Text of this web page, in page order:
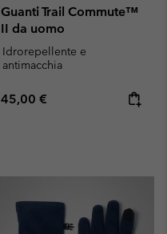
Guanti Trail Commute™
II da uomo
Idrorepellente e
antimacchia
Regular price:
45,00 €